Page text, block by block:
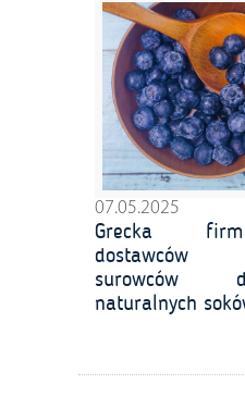
07.05.2025
Grecka
dostawców
surowców
naturalnych